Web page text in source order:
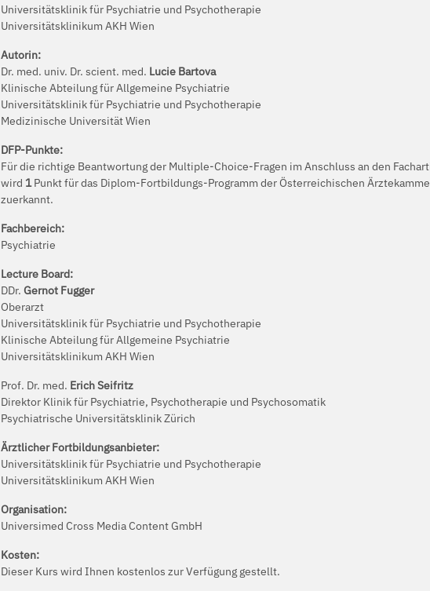
Universitätsklinik für Psychiatrie und Psychotherapie
Universitätsklinikum AKH Wien
Autorin:
Dr. med. univ. Dr. scient. med. Lucie Bartova
Klinische Abteilung für Allgemeine Psychiatrie
Universitätsklinik für Psychiatrie und Psychotherapie
Medizinische Universität Wien
DFP-Punkte:
Für die richtige Beantwortung der Multiple-Choice-Fragen im Anschluss an den
wird1Punkt für das Diplom-Fortbildungs-Programm der Österreichischen
zuerkannt.
Fachbereich:
Psychiatrie
Lecture Board:
DDr.Gernot Fugger
Oberarzt
Universitätsklinik für Psychiatrie und Psychotherapie
Klinische Abteilung für Allgemeine Psychiatrie
Universitätsklinikum AKH Wien
Prof. Dr. med. Erich Seifritz
Direktor Klinik für Psychiatrie, Psychotherapie und Psychosomatik
Psychiatrische Universitätsklinik Zürich
Ärztlicher Fortbildungsanbieter:
Universitätsklinik für Psychiatrie und Psychotherapie
Universitätsklinikum AKH Wien
Organisation:
Universimed Cross Media Content GmbH
Kosten:
Dieser Kurs wird Ihnen kostenlos zur Verfügung gestellt.